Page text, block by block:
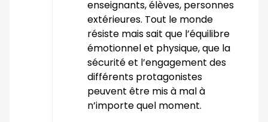
enseignants, élèves, personnes
extérieures. Tout le monde
résiste mais sait que l’équilibre
émotionnel et physique, que la
sécurité et l’engagement des
différents protagonistes
peuvent être mis à mal à
n’importe quel moment.